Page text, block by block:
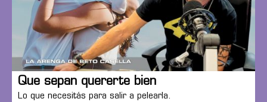
Que sepan quererte bien
Lo que necesitás para salir a pelearla.